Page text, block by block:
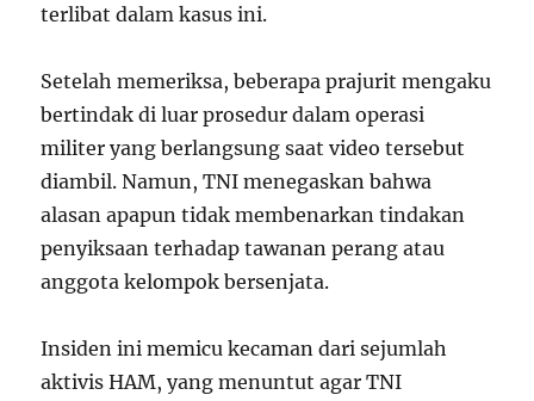
terlibat dalam kasus ini.
Setelah memeriksa, beberapa prajurit mengaku
bertindak di luar prosedur dalam operasi
militer yang berlangsung saat video tersebut
diambil. Namun, TNI menegaskan bahwa
alasan apapun tidak membenarkan tindakan
penyiksaan terhadap tawanan perang atau
anggota kelompok bersenjata.
Insiden ini memicu kecaman dari sejumlah
aktivis HAM, yang menuntut agar TNI